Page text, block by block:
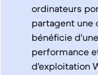
ordinateurs
partagent une
bénéficie
performance
d'exploitation